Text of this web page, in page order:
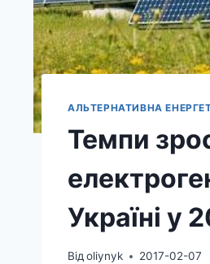
АЛЬТЕРНАТИВНА
Темпи
Україні у
Відoliynyk 2017-02-07